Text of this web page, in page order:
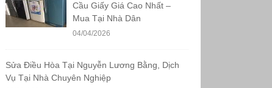
Cầu Giấy Giá Cao Nhất –
Mua Tại Nhà Dân
04/04/2026
Sửa Điều Hòa Tại Nguyễn Lương Bằng, Dịch
Vụ Tại Nhà Chuyên Nghiệp